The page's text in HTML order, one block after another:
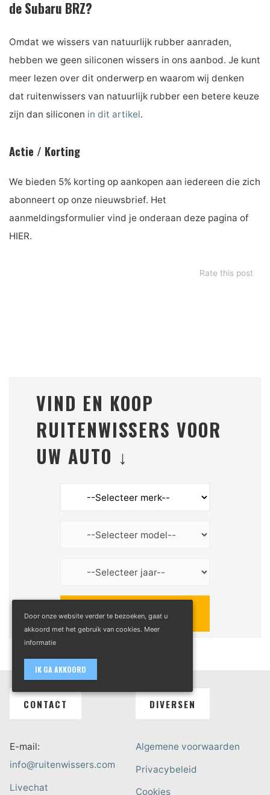
de Subaru BRZ?
Omdat we wissers van natuurlijk rubber aanraden,
hebben we geen siliconen wissers in ons aanbod. Je kunt
meer lezen over dit onderwerp en waarom wij denken
dat ruitenwissers van natuurlijk rubber een betere keuze
zijn dan siliconen in dit artikel.
Actie / Korting
We bieden 5% korting op aankopen aan iedereen die zich
abonneert op onze nieuwsbrief. Het
aanmeldingsformulier vind je onderaan deze pagina of
HIER.
Rate this post
VIND EN KOOP
RUITENWISSERS VOOR
UW AUTO ↓
CONTACT
E-mail:
info@ruitenwissers.com
Livechat
DIVERSEN
Algemene voorwaarden
Privacybeleid
Cookies
Door onze website verder te bezoeken, gaat u
akkoord met het gebruik van cookies. Meer
informatie
IK GA AKKOORD